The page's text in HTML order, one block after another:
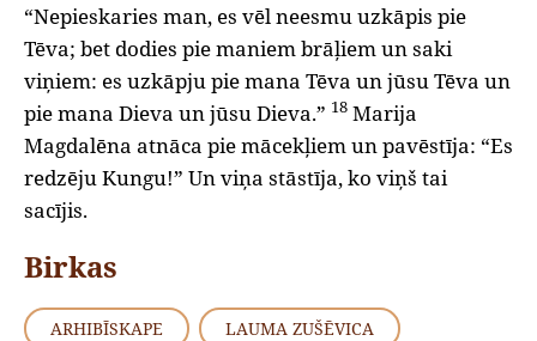
“Nepieskaries man, es vēl neesmu uzkāpis pie
Tēva; bet dodies pie maniem brāļiem un saki
viņiem: es uzkāpju pie mana Tēva un jūsu Tēva un
pie mana Dieva un jūsu Dieva.” 18 Marija
Magdalēna atnāca pie mācekļiem un pavēstīja: “Es
redzēju Kungu!” Un viņa stāstīja, ko viņš tai
sacījis.
Birkas
ARHIBĪSKAPE LAUMA ZUŠĒVICA